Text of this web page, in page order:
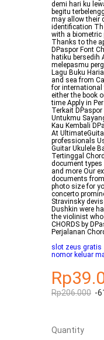
demi hari ku
begitu
may allow their
identification
with a biometric
Thanks to the
DPaspor Font
hatiku bersedih
melepasmu
Lagu Buku
and sea from
for international
either the book
time Apply in
Terkait
Untukmu
Kau Kembali
At
professionals
Guitar Ukulele
Tertinggal
document
and more Our
documents
photo size for
concerto
Stravinsky
Dushkin were
the violinist
CHORDS by
Perjalanan
slot zeus gratis
nomor keluar
Rp206.000 -
Quantity